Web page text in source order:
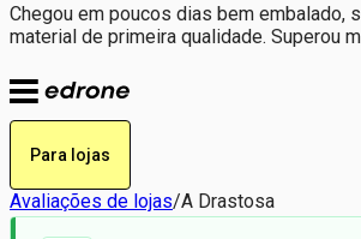
Chegou em poucos dias bem embalado,
material de primeira qualidade. Superou
Para lojas
Avaliações de lojas/A Drastosa